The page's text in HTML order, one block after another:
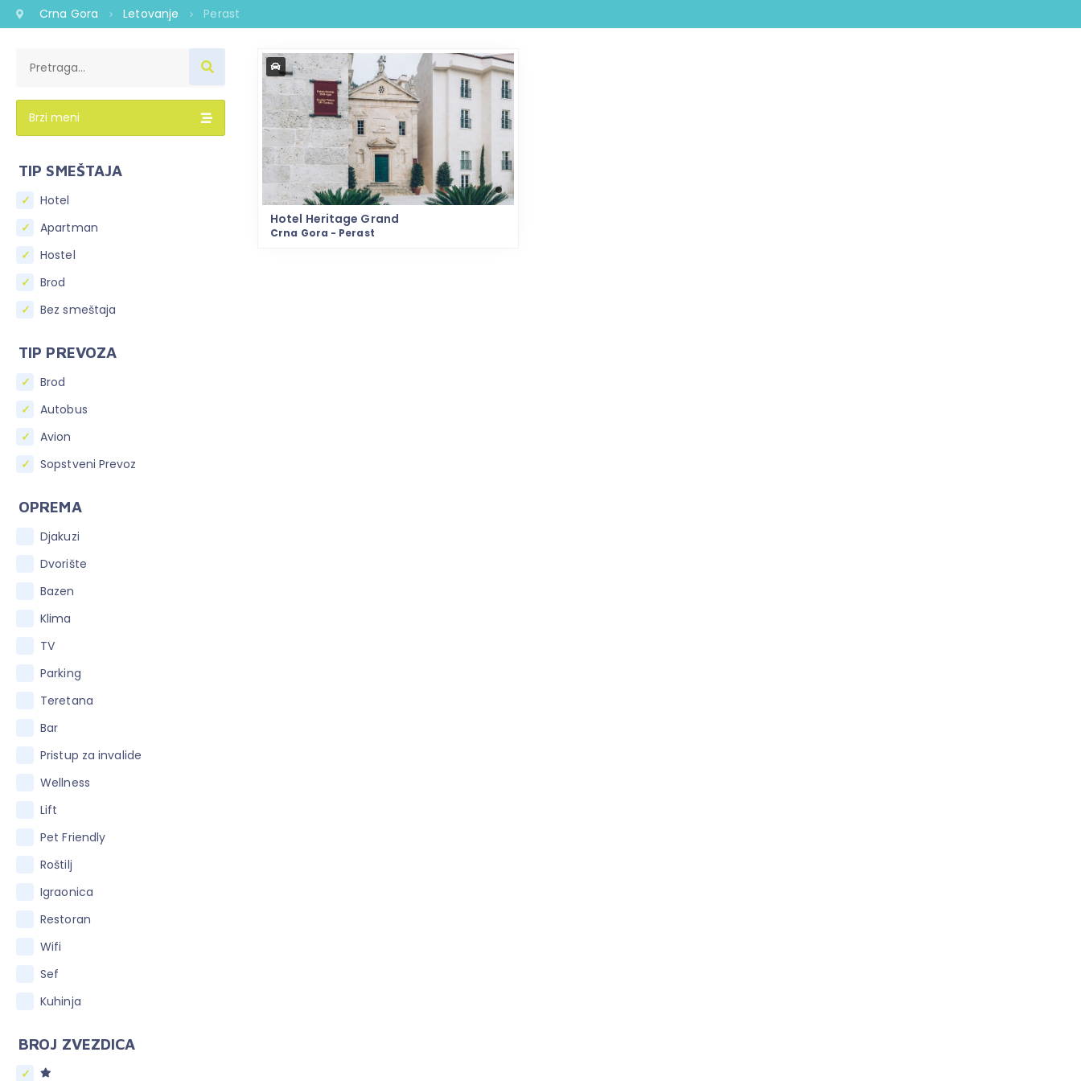
Crna Gora Letovanje Perast
Brzi meni
TIP SMEŠTAJA
Hotel
Apartman
Hostel
Brod
Bez smeštaja
TIP PREVOZA
Brod
Autobus
Avion
Sopstveni Prevoz
OPREMA
Djakuzi
Dvorište
Bazen
Klima
TV
Parking
Teretana
Bar
Pristup za invalide
Wellness
Lift
Pet Friendly
Roštilj
Igraonica
Restoran
Wifi
Sef
Kuhinja
BROJ ZVEZDICA
Hotel Heritage Grand
Crna Gora - Perast